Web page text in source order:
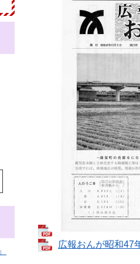
広報おんが昭和47